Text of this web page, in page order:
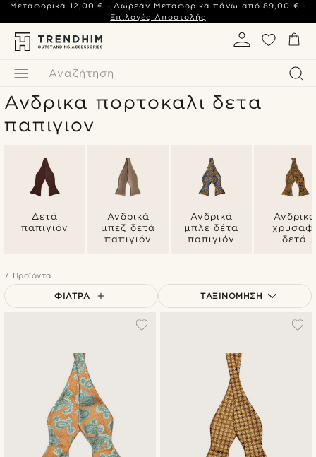
Αναζήτηση
Μεταφορικά 12,00 € - Δωρεάν Μεταφορικά πάνω από 89,00 € -
Επιλογές Αποστολής
Ανδρικα πορτοκαλι δετα
παπιγιον
Δετά
παπιγιόν
Ανδρικά
μπεζ δετά
παπιγιόν
Ανδρικά
μπλε δέτα
παπιγιόν
Ανδρικά
δετά
7 Προϊόντα
ΦΊΛΤΡΑ ΤΑΞΙΝΌΜΗΣΗ